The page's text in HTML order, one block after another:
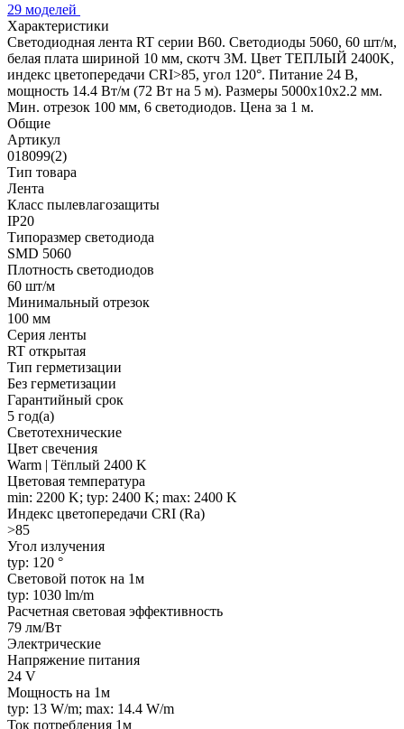
29 моделей
Характеристики
Светодиодная лента RT серии B60. Светодиоды 5060, 60 шт/м,
белая плата шириной 10 мм, скотч 3M. Цвет ТЕПЛЫЙ 2400K,
индекс цветопередачи CRI>85, угол 120°. Питание 24 В,
мощность 14.4 Вт/м (72 Вт на 5 м). Размеры 5000x10x2.2 мм.
Мин. отрезок 100 мм, 6 светодиодов. Цена за 1 м.
Общие
Артикул
018099(2)
Тип товара
Лента
Класс пылевлагозащиты
IP20
Типоразмер светодиода
SMD 5060
Плотность светодиодов
60 шт/м
Минимальный отрезок
100 мм
Серия ленты
RT открытая
Тип герметизации
Без герметизации
Гарантийный срок
5 год(а)
Светотехнические
Цвет свечения
Warm | Тёплый 2400 K
Цветовая температура
min: 2200 K; typ: 2400 K; max: 2400 K
Индекс цветопередачи CRI (Ra)
>85
Угол излучения
typ: 120 °
Световой поток на 1м
typ: 1030 lm/m
Расчетная световая эффективность
79 лм/Вт
Электрические
Напряжение питания
24 V
Мощность на 1м
typ: 13 W/m; max: 14.4 W/m
Ток потребления 1м